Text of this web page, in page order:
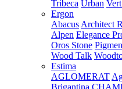
Tribeca Urban
Ergon
Abacus Architect
Alpen Elegance
Oros Stone
Wood Talk
Estima
AGLOMERAT